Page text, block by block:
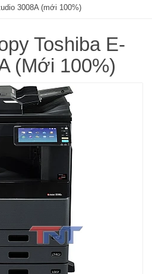
3008A (mới 100%)
Toshiba E-
(Mới 100%)